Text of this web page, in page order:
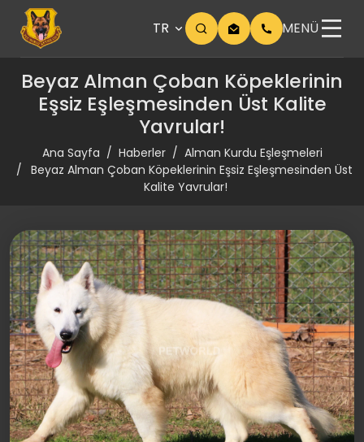
TR MENÜ
Beyaz Alman Çoban Köpeklerinin
Eşsiz Eşleşmesinden Üst Kalite
Yavrular!
Ana Sayfa Haberler
Alman Kurdu Eşleşmeleri
Beyaz Alman Çoban Köpeklerinin Eşsiz Eşleşmesinden Üst
Kalite Yavrular!